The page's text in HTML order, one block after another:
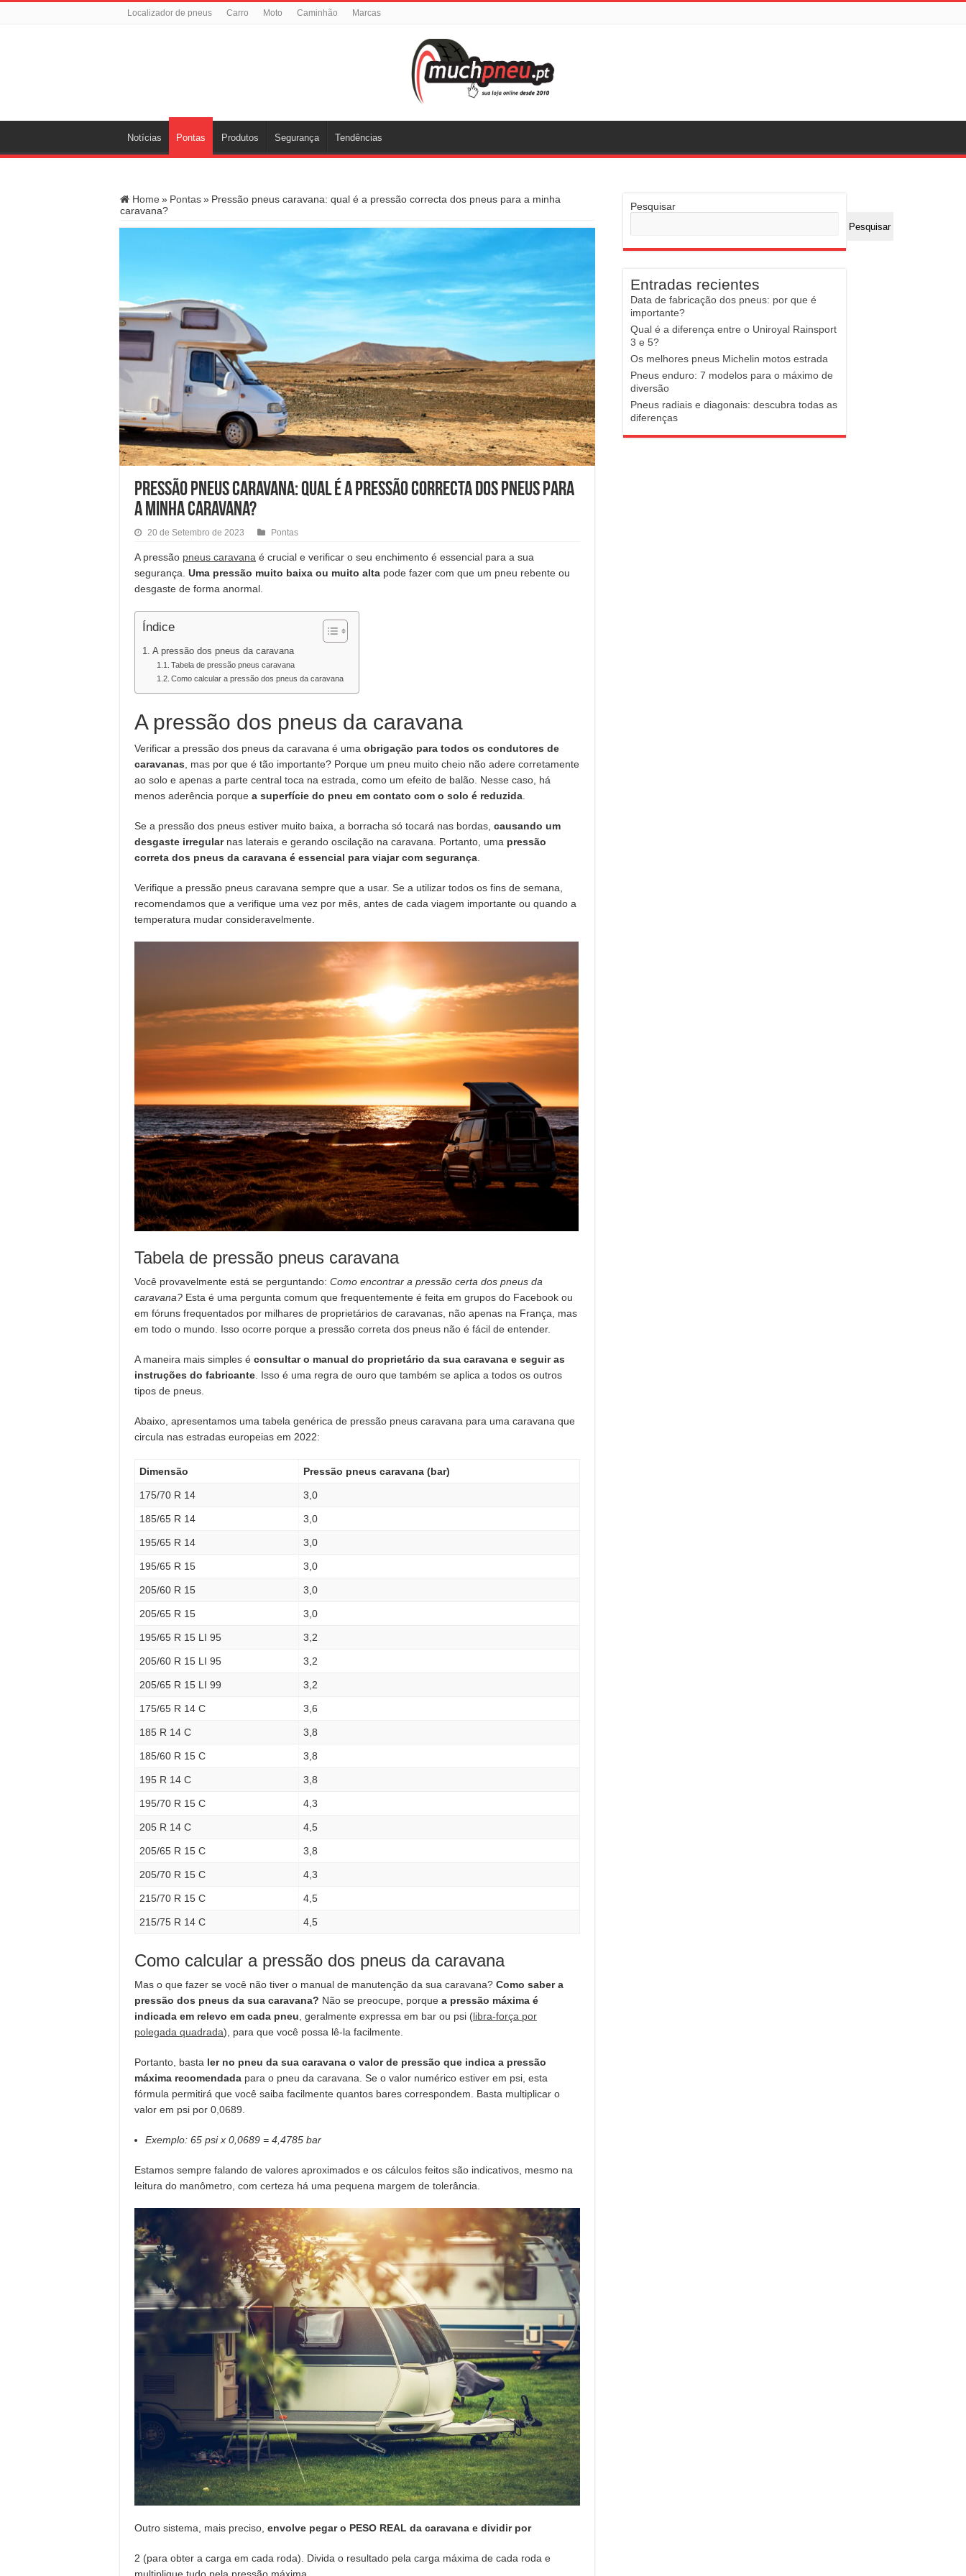
Localizador de pneus Carro Moto Caminhão Marcas
Notícias Pontas Produtos Segurança Tendências
Home » Pontas» Pressão pneus caravana: qual é a pressão correcta dos pneus para a minha
caravana?
Pressão pneus caravana: qual é a pressão correcta dos pneus para
a minha caravana?
20 de Setembro de 2023 Pontas
A pressão pneus caravana é crucial e verificar o seu enchimento é essencial para a sua
segurança. Uma pressão muito baixa ou muito alta pode fazer com que um pneu rebente ou
desgaste de forma anormal.
Índice
A pressão dos pneus da caravana
Tabela de pressão pneus caravana
Como calcular a pressão dos pneus da caravana
A pressão dos pneus da caravana
Verificar a pressão dos pneus da caravana é uma obrigação para todos os condutores de
caravanas, mas por que é tão importante? Porque um pneu muito cheio não adere corretamente
ao solo e apenas a parte central toca na estrada, como um efeito de balão. Nesse caso, há
menos aderência porque a superfície do pneu em contato com o solo é reduzida.
Se a pressão dos pneus estiver muito baixa, a borracha só tocará nas bordas, causando um
desgaste irregularnas laterais e gerando oscilação na caravana. Portanto, uma pressão
correta dos pneus da caravana é essencial para viajar com segurança.
Verifique a pressão pneus caravana sempre que a usar. Se a utilizar todos os fins de semana,
recomendamos que a verifique uma vez por mês, antes de cada viagem importante ou quando a
temperatura mudar consideravelmente.
Tabela de pressão pneus caravana
Você provavelmente está se perguntando: Como encontrar a pressão certa dos pneus da
caravana? Esta é uma pergunta comum que frequentemente é feita em grupos do Facebook ou
em fóruns frequentados por milhares de proprietários de caravanas, não apenas na França, mas
em todo o mundo. Isso ocorre porque a pressão correta dos pneus não é fácil de entender.
A maneira mais simples é consultar o manual do proprietário da sua caravana e seguir as
instruções do fabricante. Isso é uma regra de ouro que também se aplica a todos os outros
tipos de pneus.
Abaixo, apresentamos uma tabela genérica de pressão pneus caravana para uma caravana que
circula nas estradas europeias em 2022:
Dimensão Pressão pneus caravana (bar)
175/70 R 14 3,0
185/65 R 14 3,0
195/65 R 14 3,0
195/65 R 15 3,0
205/60 R 15 3,0
205/65 R 15 3,0
195/65 R 15 LI 95 3,2
205/60 R 15 LI 95 3,2
205/65 R 15 LI 99 3,2
175/65 R 14 C 3,6
185 R 14 C 3,8
185/60 R 15 C 3,8
195 R 14 C 3,8
195/70 R 15 C 4,3
205 R 14 C 4,5
205/65 R 15 C 3,8
205/70 R 15 C 4,3
215/70 R 15 C 4,5
215/75 R 14 C 4,5
Como calcular a pressão dos pneus da caravana
Mas o que fazer se você não tiver o manual de manutenção da sua caravana? Como saber a
pressão dos pneus da sua caravana? Não se preocupe, porque a pressão máxima é
indicada em relevo em cada pneu, geralmente expressa em bar ou psi (libra-força por
polegada quadrada), para que você possa lê-la facilmente.
Portanto, basta ler no pneu da sua caravana o valor de pressão que indica a pressão
máxima recomendada para o pneu da caravana. Se o valor numérico estiver em psi, esta
fórmula permitirá que você saiba facilmente quantos bares correspondem. Basta multiplicar o
valor em psi por 0,0689.
Exemplo: 65 psi x 0,0689 = 4,4785 bar
Estamos sempre falando de valores aproximados e os cálculos feitos são indicativos, mesmo na
leitura do manômetro, com certeza há uma pequena margem de tolerância.
Outro sistema, mais preciso, envolve pegar o PESO REAL da caravana e dividir por
2 (para obter a carga em cada roda). Divida o resultado pela carga máxima de cada roda e
Pesquisar
Pesquisar
Entradas recientes
Data de fabricação dos pneus: por que é
importante?
Qual é a diferença entre o Uniroyal Rainsport
3 e 5?
Os melhores pneus Michelin motos estrada
Pneus enduro: 7 modelos para o máximo de
diversão
Pneus radiais e diagonais: descubra todas as
diferenças